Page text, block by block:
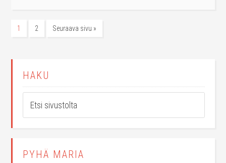
1 2 Seuraava sivu »
HAKU
PYHÄ MARIA